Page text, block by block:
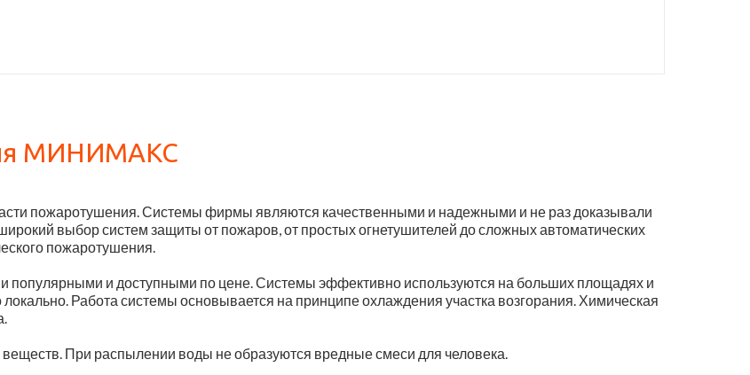
МИНИМАКС
пожаротушения. Системы фирмы являются качественными и надежными и не раз доказывали
выбор систем защиты от пожаров, от простых огнетушителей до сложных автоматических
пожаротушения.
и доступными по цене. Системы эффективно используются на больших площадях и
Работа системы основывается на принципе охлаждения участка возгорания. Химическая
При распылении воды не образуются вредные смеси для человека.